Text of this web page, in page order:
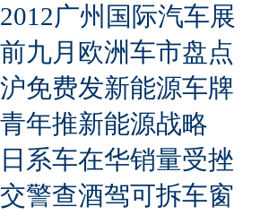
2012广州国际汽车展
前九月欧洲车市盘点
沪免费发新能源车牌
青年推新能源战略
日系车在华销量受挫
交警查酒驾可拆车窗